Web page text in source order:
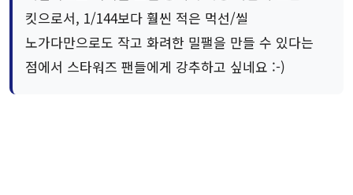
킷으로서, 1/144보다 훨씬 적은 먹선/씰
노가다만으로도 작고 화려한 밀팰을 만들 수 있다는
점에서 스타워즈 팬들에게 강추하고 싶네요 :-)